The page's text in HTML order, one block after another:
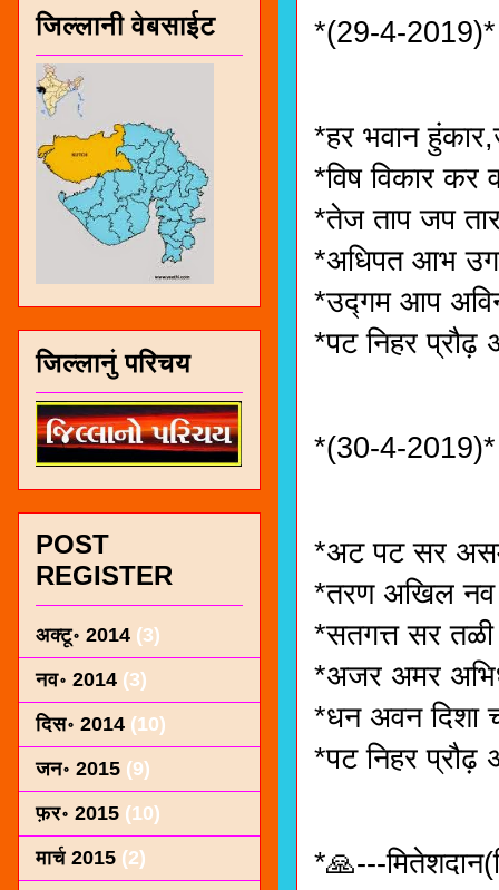
*(29-4-2019)*
*हर भवान
*विष विकार
*तेज ताप जप
*अधिपत आभ
*उद्गम आप
*पट निहर प्रौढ़
*(30-4-2019)*
*अट पट सर
*तरण अखिल
*सतगत्त सर
*अजर अमर
*धन अवन दिशा
*पट निहर प्रौढ़
*🙏---
जिल्लानी वेबसाईट
जिल्लानुं परिचय
POST
REGISTER
अक्टू॰ 2014 (3)
नव॰ 2014 (3)
दिस॰ 2014 (10)
जन॰ 2015 (9)
फ़र॰ 2015 (10)
मार्च 2015 (2)